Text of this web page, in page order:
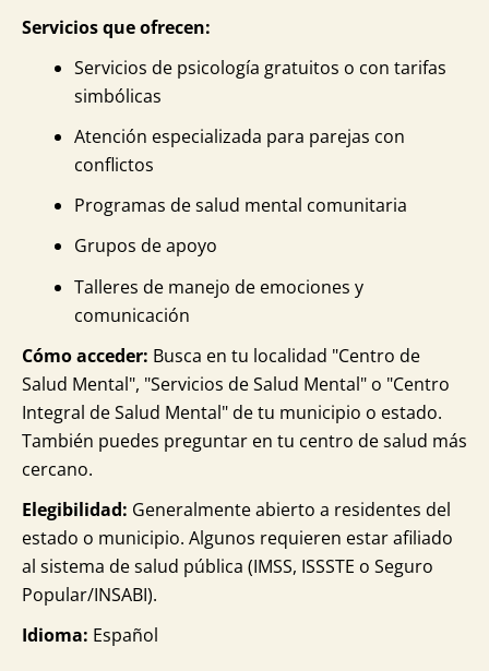
Servicios que ofrecen:
Servicios de psicología gratuitos o con tarifas
simbólicas
Atención especializada para parejas con
conflictos
Programas de salud mental comunitaria
Grupos de apoyo
Talleres de manejo de emociones y
comunicación
Cómo acceder: Busca en tu localidad "Centro de
Salud Mental", "Servicios de Salud Mental" o "Centro
Integral de Salud Mental" de tu municipio o estado.
También puedes preguntar en tu centro de salud más
cercano.
Elegibilidad: Generalmente abierto a residentes del
estado o municipio. Algunos requieren estar afiliado
al sistema de salud pública (IMSS, ISSSTE o Seguro
Popular/INSABI).
Idioma: Español